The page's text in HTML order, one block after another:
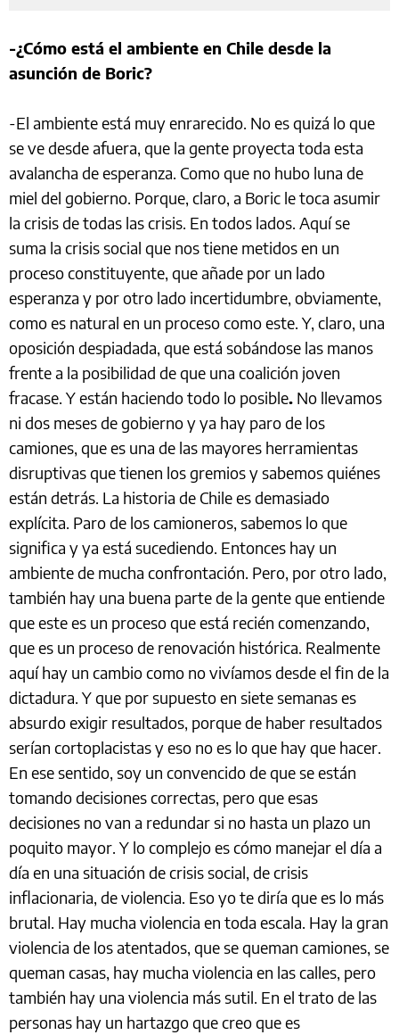
-¿Cómo está el ambiente en Chile desde la
asunción de Boric?
-El ambiente está muy enrarecido. No es quizá lo que
se ve desde afuera, que la gente proyecta toda esta
avalancha de esperanza. Como que no hubo luna de
miel del gobierno. Porque, claro, a Boric le toca asumir
la crisis de todas las crisis. En todos lados. Aquí se
suma la crisis social que nos tiene metidos en un
proceso constituyente, que añade por un lado
esperanza y por otro lado incertidumbre, obviamente,
como es natural en un proceso como este. Y, claro, una
oposición despiadada, que está sobándose las manos
frente a la posibilidad de que una coalición joven
fracase. Y están haciendo todo lo posible. No llevamos
ni dos meses de gobierno y ya hay paro de los
camiones, que es una de las mayores herramientas
disruptivas que tienen los gremios y sabemos quiénes
están detrás. La historia de Chile es demasiado
explícita. Paro de los camioneros, sabemos lo que
significa y ya está sucediendo. Entonces hay un
ambiente de mucha confrontación. Pero, por otro lado,
también hay una buena parte de la gente que entiende
que este es un proceso que está recién comenzando,
que es un proceso de renovación histórica. Realmente
aquí hay un cambio como no vivíamos desde el fin de la
dictadura. Y que por supuesto en siete semanas es
absurdo exigir resultados, porque de haber resultados
serían cortoplacistas y eso no es lo que hay que hacer.
En ese sentido, soy un convencido de que se están
tomando decisiones correctas, pero que esas
decisiones no van a redundar si no hasta un plazo un
poquito mayor. Y lo complejo es cómo manejar el día a
día en una situación de crisis social, de crisis
inflacionaria, de violencia. Eso yo te diría que es lo más
brutal. Hay mucha violencia en toda escala. Hay la gran
violencia de los atentados, que se queman camiones, se
queman casas, hay mucha violencia en las calles, pero
también hay una violencia más sutil. En el trato de las
personas hay un hartazgo que creo que es